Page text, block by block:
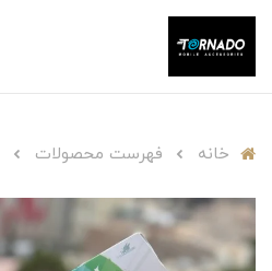
خانه فهرست محصولات